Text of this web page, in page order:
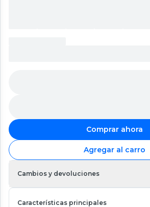
Comprar ahora
Agregar al carro
Cambios y devoluciones
Características principales